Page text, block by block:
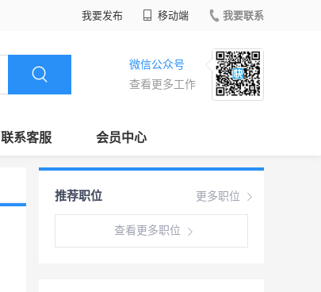
我要发布 移动端 我要联系
微信公众号
查看更多工作
联系客服 会员中心
更多职位
推荐职位
查看更多职位